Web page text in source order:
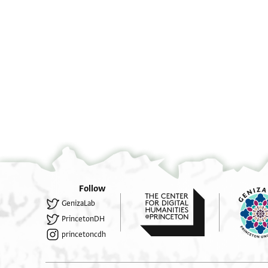
Follow
GenizaLab
PrincetonDH
princetoncdh